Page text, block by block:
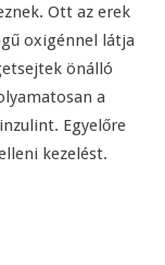
Ott az erek
oxigénnel látja
önálló
a
Egyelőre
kezelést.